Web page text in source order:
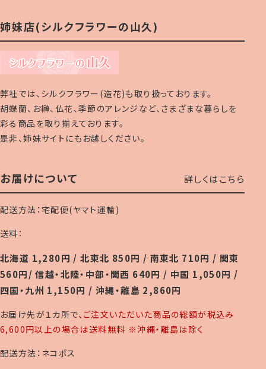
姉妹店(シルクフラワーの山久)
弊社では、シルクフラワー(造花)も取り扱っております。
胡蝶蘭、お榊、仏花、季節のアレンジなど、さまざまな暮らしを
彩る商品を取り揃えております。
是非、姉妹サイトにもお越しください。
お届けについて 詳しくはこちら
配送方法：宅配便(ヤマト運輸)
送料：
北海道 1,280円 / 北東北 850円 / 南東北 710円 / 関東
560円/ 信越・北陸・中部・関西 640円 / 中国 1,050円 /
四国・九州 1,150円 / 沖縄・離島 2,860円
お届け先が１カ所で、ご注文いただいた商品の総額が税込み
6,600円以上の場合は送料無料 ※沖縄・離島は除く
配送方法：ネコポス